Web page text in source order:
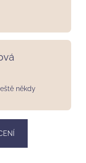
z 5 hvězdiček.
z 5 hvězdiček.
někdy